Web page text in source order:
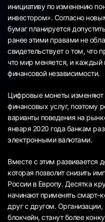
инициативу по изменению
инвестором». Согласно
бумаг планируется
ранее этими правами не
свидетельствует о том, что
что мир меняется, и каждый
финансовой независимости.
Цифровые монеты изменяют
финансовых услуг, поэтому
варианты поведения на
января 2020 года банкам
электронными валютами.
Вместе с этим развивается
которая позволит снизить
России в Европу. Десятка
начинают применять смарт-
друг с другом.
блокчейн, станут более